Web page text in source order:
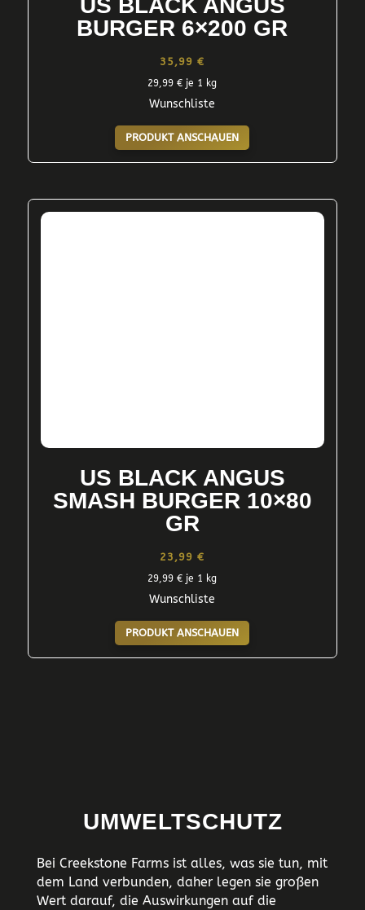
US BLACK ANGUS
BURGER 6×200 GR
35,99€
29,99€ je 1 kg
Wunschliste
PRODUKT ANSCHAUEN
US BLACK ANGUS
SMASH BURGER 10×80
GR
23,99€
29,99€ je 1 kg
Wunschliste
PRODUKT ANSCHAUEN
UMWELTSCHUTZ
Bei Creekstone Farms ist alles, was sie tun, mit
dem Land verbunden, daher legen sie großen
Wert darauf, die Auswirkungen auf die